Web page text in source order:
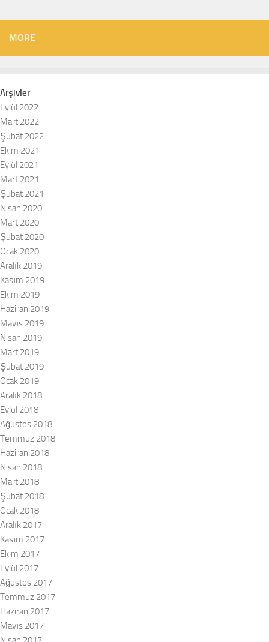
MORE
Arşivler
Eylül 2022
Mart 2022
Şubat 2022
Ekim 2021
Eylül 2021
Mart 2021
Şubat 2021
Nisan 2020
Mart 2020
Şubat 2020
Ocak 2020
Aralık 2019
Kasım 2019
Ekim 2019
Haziran 2019
Mayıs 2019
Nisan 2019
Mart 2019
Şubat 2019
Ocak 2019
Aralık 2018
Eylül 2018
Ağustos 2018
Temmuz 2018
Haziran 2018
Nisan 2018
Mart 2018
Şubat 2018
Ocak 2018
Aralık 2017
Kasım 2017
Ekim 2017
Eylül 2017
Ağustos 2017
Temmuz 2017
Haziran 2017
Mayıs 2017